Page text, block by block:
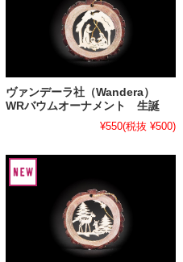
ヴァンデーラ社（Wandera）
WRバウムオーナメント 生誕
¥550(税抜 ¥500)